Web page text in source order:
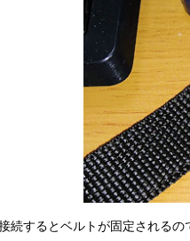
続するとベルトが固定される